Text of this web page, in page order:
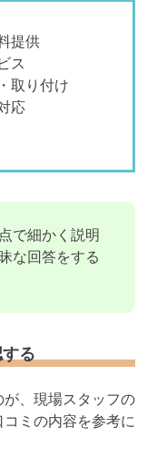
提供
ス
取り付け
応
で細かく説明
な回答をする
る
、現場スタッフの
ミの内容を参考に